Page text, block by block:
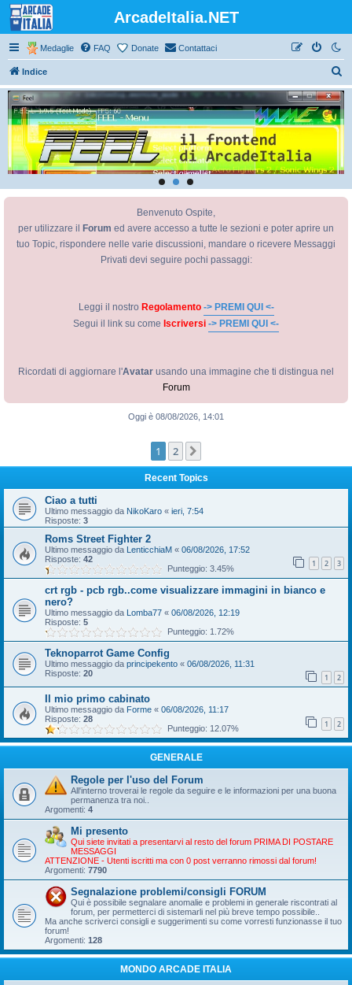
ArcadeItalia.NET
Medaglie FAQ Donate Contattaci
Indice
e
r
c
Benvenuto Ospite,
per utilizzare il
Forum ed avere accesso a tutte le sezioni e poter aprire un
tuo Topic, rispondere nelle varie discussioni, mandare o ricevere Messaggi
Privati devi seguire pochi passaggi:
Leggi il nostro Regolamento -> PREMI QUI <-
Segui il link su come Iscriversi -> PREMI QUI <-
Ricordati di aggiornare l'Avatar usando una immagine che ti distingua nel
Forum
Oggi è 08/08/2026, 14:01
1 2
Recent Topics
Ciao a tutti
Ultimo messaggio da NikoKaro « ieri, 7:54
Risposte: 3
Roms Street Fighter 2
Ultimo messaggio da LenticchiaM « 06/08/2026, 17:52
Risposte: 42 1 2 3
Punteggio: 3.45%
crt rgb - pcb rgb..come visualizzare immagini in bianco e
nero?
Ultimo messaggio da Lomba77 « 06/08/2026, 12:19
Risposte: 5
Punteggio: 1.72%
Teknoparrot Game Config
Ultimo messaggio da principekento « 06/08/2026, 11:31
Risposte: 20 1 2
Il mio primo cabinato
Ultimo messaggio da Forme « 06/08/2026, 11:17
Risposte: 28 1 2
Punteggio: 12.07%
GENERALE
Regole per l'uso del Forum
All'interno troverai le regole da seguire e le informazioni per una buona
permanenza tra noi..
Argomenti: 4
Mi presento
Qui siete invitati a presentarvi al resto del forum PRIMA DI POSTARE
MESSAGGI
ATTENZIONE - Utenti iscritti ma con 0 post verranno rimossi dal forum!
Argomenti: 7790
Segnalazione problemi/consigli FORUM
Qui è possibile segnalare anomalie e problemi in generale riscontrati al
forum, per permetterci di sistemarli nel più breve tempo possibile..
Ma anche scriverci consigli e suggerimenti su come vorresti funzionasse il tuo
forum!
Argomenti: 128
MONDO ARCADE ITALIA